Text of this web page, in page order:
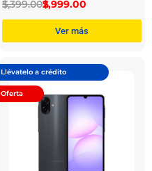
$
3,399.00$
2,999.00
Ver más
Llévatelo a crédito
Oferta